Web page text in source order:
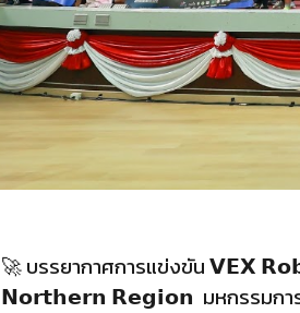
🚀 บรรยากาศการแข่งขัน 𝗩𝗘𝗫
𝗡𝗼𝗿𝘁𝗵𝗲𝗿𝗻 𝗥𝗲𝗴𝗶𝗼𝗻 มหกรรมการแ